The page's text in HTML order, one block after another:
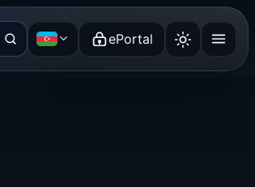
Azərbaycan dili
ePortal